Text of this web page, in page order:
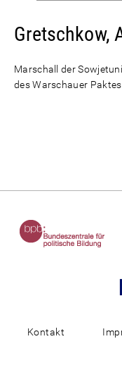
Gretschkow,
Marschall der
des Warschauer
Kontakt